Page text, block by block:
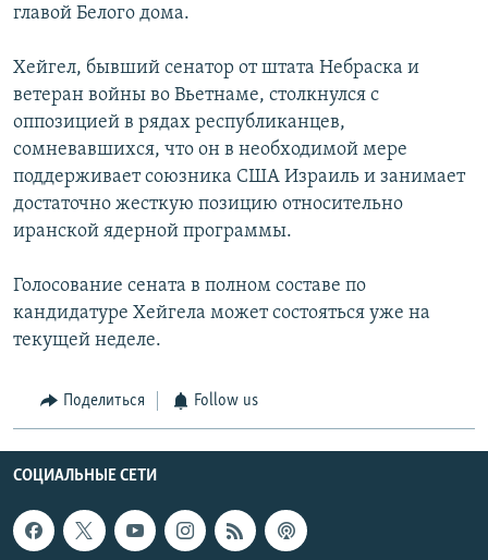
главой Белого дома.
Хейгел, бывший сенатор от штата Небраска и
ветеран войны во Вьетнаме, столкнулся с
оппозицией в рядах республиканцев,
сомневавшихся, что он в необходимой мере
поддерживает союзника США Израиль и занимает
достаточно жесткую позицию относительно
иранской ядерной программы.
Голосование сената в полном составе по
кандидатуре Хейгела может состояться уже на
текущей неделе.
Поделиться Follow us
СОЦИАЛЬНЫЕ СЕТИ